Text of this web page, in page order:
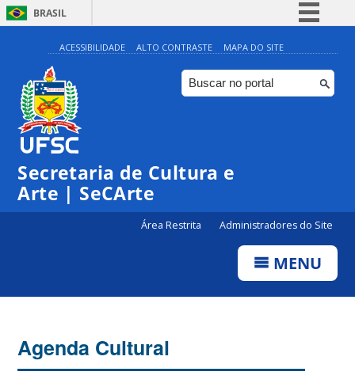
BRASIL
Simplifique!
Comunica BR
Participe
ACESSIBILIDADE ALTO CONTRASTE MAPA DO SITE
Secretaria de Cultura e
Arte | SeCArte
Área Restrita Administradores do Site
MENU
Agenda Cultural